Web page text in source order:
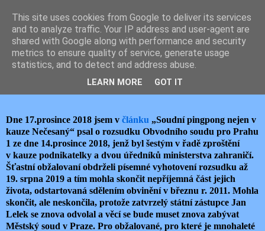
JEMELIK ZDENĚK
pátek 30. srpna 2019
PINGPONG ZA STÁTNÍ PENÍZE
Dne 17.prosince 2018 jsem v článku „Soudní pingpong nejen v
kauze Nečesaný“ psal o rozsudku Obvodního soudu pro Prahu
1 ze dne 14.prosince 2018, jenž byl šestým v řadě zproštění
v kauze podnikatelky a dvou úředníků ministerstva zahraničí.
Šťastní obžalovaní obdrželi písemné vyhotovení rozsudku až
19. srpna 2019 a tím mohla skončit nepříjemná část jejich
života, odstartovaná sdělením obvinění v březnu r. 2011. Mohla
skončit, ale neskončila, protože zatvrzelý státní zástupce Jan
Lelek se znova odvolal a věcí se bude muset znova zabývat
Městský soud v Praze. Pro obžalované, pro které je mnohaleté
This site uses cookies from Google to deliver its services
and to analyze traffic. Your IP address and user-agent are
shared with Google along with performance and security
metrics to ensure quality of service, generate usage
statistics, and to detect and address abuse.
LEARN MORE GOT IT